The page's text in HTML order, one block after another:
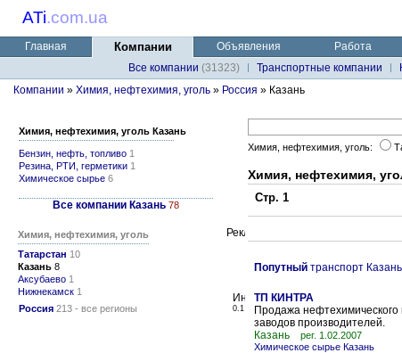
ATi.com.ua
Главная Компании Объявления
Работа
Все компании (31323) Транспортные компании
Компании » Химия, нефтехимия, уголь » Россия » Казань
Химия, нефтехимия, уголь Казань
Бензин, нефть, топливо 1
Резина, РТИ, герметики 1
Химическое сырье 6
Все компании Казань 78
Химия, нефтехимия, уголь
Татарстан 10
Казань 8
Аксубаево 1
Нижнекамск 1
Россия 213 - все регионы
Химия, нефтехимия, уголь:
Химия, нефтехимия,
Стр. 1
Попутный транспорт Казань
0.1
ТП КИНТРА
Продажа нефтехимического
заводов производителей.
Казань
рег. 1.02.2007
Химическое сырье Казань